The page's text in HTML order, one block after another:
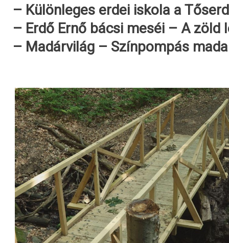
– Különleges erdei iskola a
– Erdő Ernő bácsi meséi – A zöld
– Madárvilág – Színpompás